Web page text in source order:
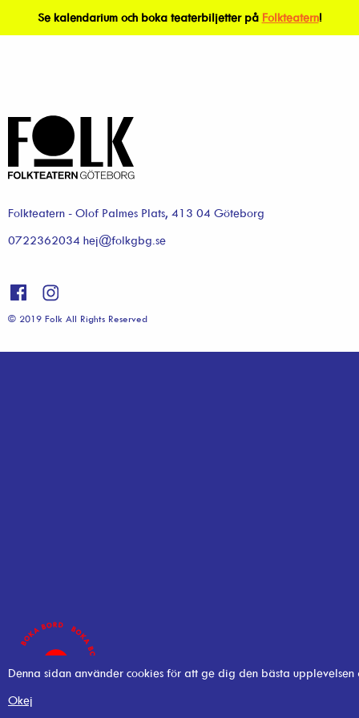
Se kalendarium och boka teaterbiljetter på Folkteatern!
Folkteatern - Olof Palmes Plats, 413 04 Göteborg
0722362034 hej@folkgbg.se
© 2019 Folk All Rights Reserved
Denna sidan använder cookies för att ge dig den bästa
Okej